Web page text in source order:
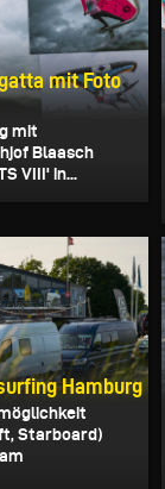
mit Foto
mit
Blaasch
VIII' in...
Hamburg
Starboard)